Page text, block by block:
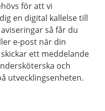
för att vi
en digital kallelse till
så får du
e-post när din
ett meddelande
och
utvecklingsenheten.